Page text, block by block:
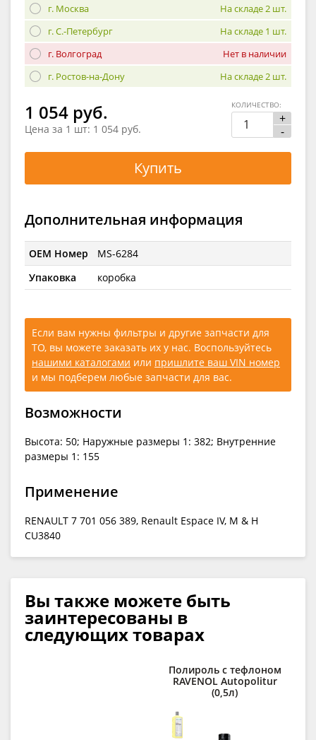
г. Москва
На складе 2 шт.
г. С.-Петербург
На складе 1 шт.
г. Волгоград
Нет в наличии
г. Ростов-на-Дону
На складе 2 шт.
1 054 руб.
Цена за 1 шт: 1 054 руб.
+
-
КОЛИЧЕСТВО:
Купить
Дополнительная информация
OEM Номер
MS-6284
Упаковка
коробка
Если вам нужны фильтры и другие запчасти для
ТО, вы можете заказать их у нас. Воспользуйтесь
нашими каталогами или пришлите ваш VIN номер
и мы подберем любые запчасти для вас.
Возможности
Высота: 50; Наружные размеры 1: 382; Внутренние
размеры 1: 155
Применение
RENAULT 7 701 056 389, Renault Espace IV, M & H
CU3840
Вы также можете быть
заинтересованы в
следующих товарах
Полироль с тефлоном
RAVENOL Autopolitur
(0,5л)